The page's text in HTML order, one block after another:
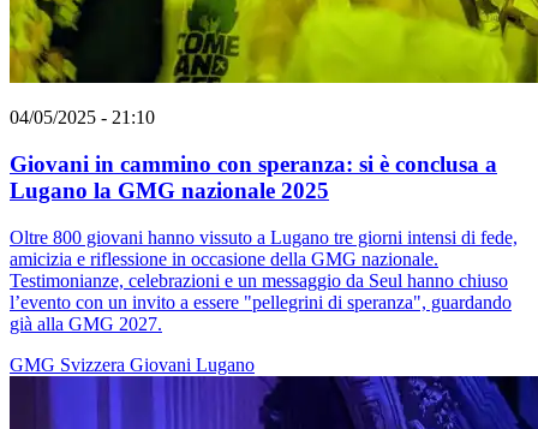
04/05/2025 - 21:10
Giovani in cammino con speranza: si è conclusa a
Lugano la GMG nazionale 2025
Oltre 800 giovani hanno vissuto a Lugano tre giorni intensi di fede,
amicizia e riflessione in occasione della GMG nazionale.
Testimonianze, celebrazioni e un messaggio da Seul hanno chiuso
l’evento con un invito a essere "pellegrini di speranza", guardando
già alla GMG 2027.
GMG Svizzera Giovani Lugano